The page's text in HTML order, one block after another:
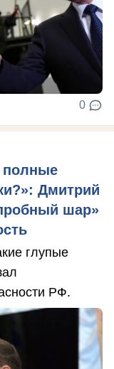
0
полные
Дмитрий
шар»
глупые
РФ.